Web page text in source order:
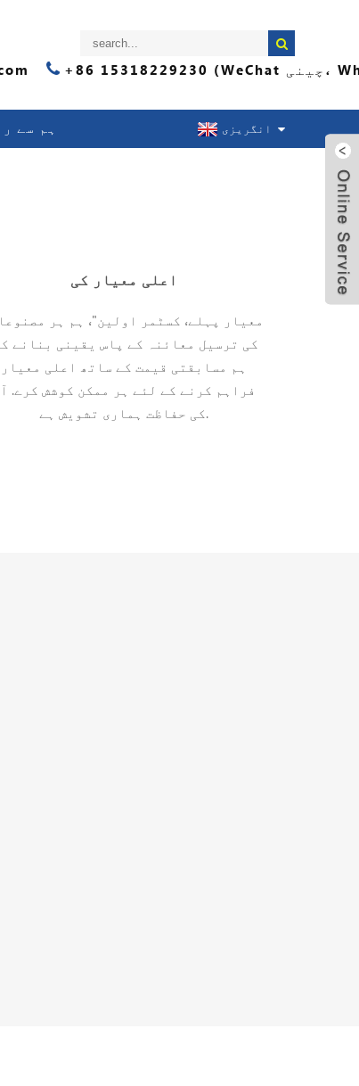
ہم سے انگریزی
اعلی معیار کی
کی ترسیل معائنہ کے پاس یقینی بنانے
ہم مسابقتی قیمت کے ساتھ اعلی معیار
فراہم کرنے کے لئے ہر ممکن کوشش کرے.
کی حفاظت ہماری تشویش ہے.